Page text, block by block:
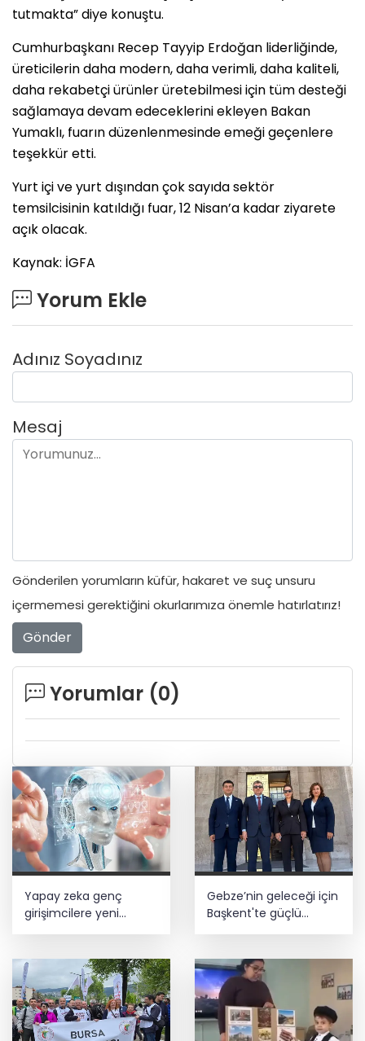
tutmakta” diye konuştu.
Cumhurbaşkanı Recep Tayyip Erdoğan liderliğinde,
üreticilerin daha modern, daha verimli, daha kaliteli,
daha rekabetçi ürünler üretebilmesi için tüm desteği
sağlamaya devam edeceklerini ekleyen Bakan
Yumaklı, fuarın düzenlenmesinde emeği geçenlere
teşekkür etti.
Yurt içi ve yurt dışından çok sayıda sektör
temsilcisinin katıldığı fuar, 12 Nisan’a kadar ziyarete
açık olacak.
Kaynak: İGFA
Yorum Ekle
Adınız Soyadınız
Mesaj
Gönderilen yorumların küfür, hakaret ve suç unsuru
içermemesi gerektiğini okurlarımıza önemle hatırlatırız!
Gönder
Yorumlar (0)
Yapay zeka genç
girişimcilere yeni
kapılar açıyor
Gebze’nin geleceği için
Başkent'te güçlü
temaslar